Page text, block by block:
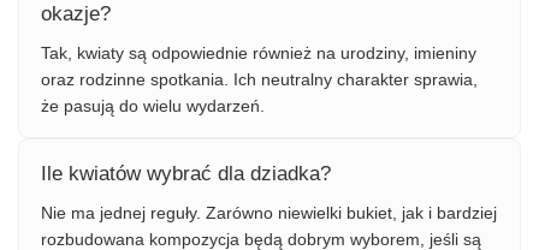
okazje?
Tak, kwiaty są odpowiednie również na urodziny, imieniny
oraz rodzinne spotkania. Ich neutralny charakter sprawia,
że pasują do wielu wydarzeń.
Ile kwiatów wybrać dla dziadka?
Nie ma jednej reguły. Zarówno niewielki bukiet, jak i bardziej
rozbudowana kompozycja będą dobrym wyborem, jeśli są